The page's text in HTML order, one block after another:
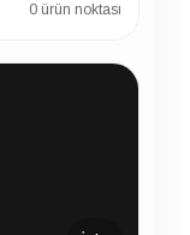
0 ürün noktası